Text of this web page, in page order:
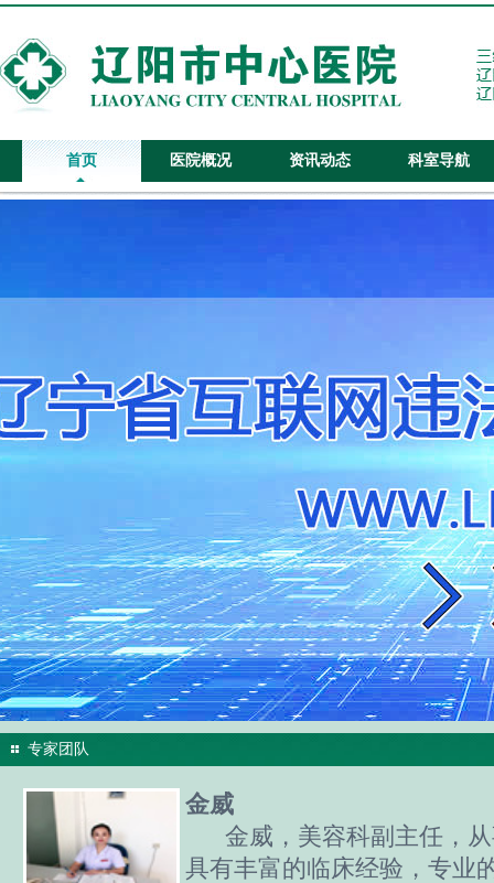
首页 医院概况 资讯动态 科室导航
专家团队
金威
金威，美容科副主任，从
具有丰富的临床经验，专业